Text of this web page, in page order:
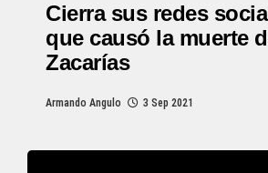
Cierra sus redes
que causó la muerte
Zacarías
Armando Angulo 3 Sep 2021